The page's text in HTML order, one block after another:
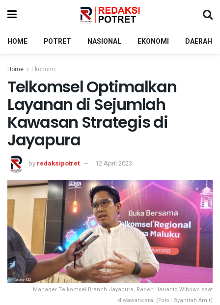
HOME POTRET NASIONAL EKONOMI DAERAH
Home Ekonomi
Telkomsel Optimalkan
Layanan di Sejumlah
Kawasan Strategis di
Jayapura
by redaksipotret 12 April 2023
Manager Telkomsel Branch Jayapura, Raden Harianto Wibowo saat
diwawancara. (Foto : Syahriah Amir)